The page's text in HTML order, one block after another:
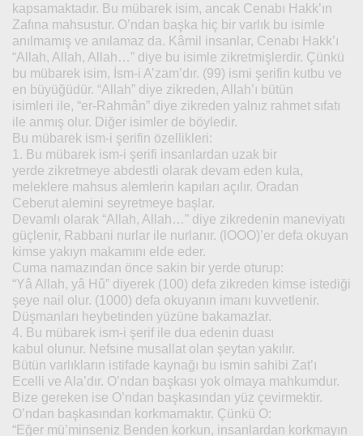
kapsamaktadır. Bu mübarek isim, ancak Cenabı Hakk’ın
Zafına mahsustur. O’ndan başka hiç bir varlık bu isimle
anılmamış ve anılamaz da. Kâmil insanlar, Cenabı Hakk’ı
“Allah, Allah, Allah…” diye bu isimle zikretmişlerdir. Çünkü
bu mübarek isim, İsm-i A’zam’dır. (99) ismi şerifin kutbu ve
en büyüğüdür. “Allah” diye zikreden, Allah’ı bütün
isimleri ile, “er-Rahmân” diye zikreden yalnız rahmet sıfatı
ile anmış olur. Diğer isimler de böyledir.
Bu mübarek ism-i şerifin özellikleri:
1. Bu mübarek ism-i şerifi insanlardan uzak bir
yerde zikretmeye abdestli olarak devam eden kula,
meleklere mahsus alemlerin kapıları açılır. Oradan
Ceberut alemini seyretmeye başlar.
Devamlı olarak “Allah, Allah…” diye zikredenin maneviyatı
güçlenir, Rabbani nurlar ile nurlanır. (lOOO)’er defa okuyan
kimse yakıyn makamını elde eder.
Cuma namazından önce sakin bir yerde oturup:
“Yâ Allah, yâ Hû” diyerek (100) defa zikreden kimse istediği
şeye nail olur. (1000) defa okuyanın imanı kuvvetlenir.
Düşmanları heybetinden yüzüne bakamazlar.
4. Bu mübarek ism-i şerif ile dua edenin duası
kabul olunur. Nefsine musallat olan şeytan yakılır.
Bütün varlıkların istifade kaynağı bu ismin sahibi Zat’ı
Ecelli ve Ala’dır. O’ndan başkası yok olmaya mahkumdur.
Bize gereken ise O’ndan başkasından yüz çevirmektir.
O’ndan başkasından korkmamaktır. Çünkü O:
“Eğer mü’minseniz Benden korkun, insanlardan korkmayın